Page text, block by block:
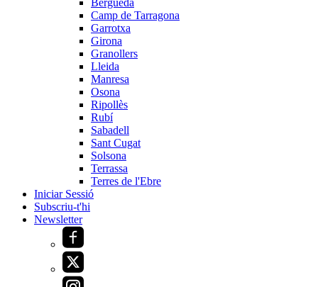
Camp de Tarragona
Garrotxa
Girona
Granollers
Lleida
Manresa
Osona
Ripollès
Rubí
Sabadell
Sant Cugat
Solsona
Terrassa
Terres de l'Ebre
Iniciar Sessió
Subscriu-t'hi
Newsletter